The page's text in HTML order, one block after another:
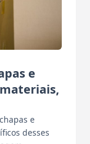
e
e
desses